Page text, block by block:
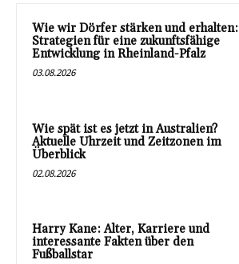
Wie wir Dörfer stärken und erhalten:
Strategien für eine zukunftsfähige
Entwicklung in Rheinland-Pfalz
03.08.2026
Wie spät ist es jetzt in Australien?
Aktuelle Uhrzeit und Zeitzonen im
Überblick
02.08.2026
Harry Kane: Alter, Karriere und
interessante Fakten über den
Fußballstar